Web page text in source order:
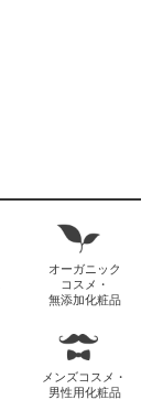
オーガニック
コスメ・
無添加化粧品
メンズコスメ・
男性用化粧品